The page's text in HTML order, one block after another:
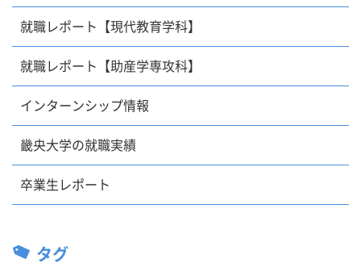
就職レポート【現代教育学科】
就職レポート【助産学専攻科】
インターンシップ情報
畿央大学の就職実績
卒業生レポート
タグ